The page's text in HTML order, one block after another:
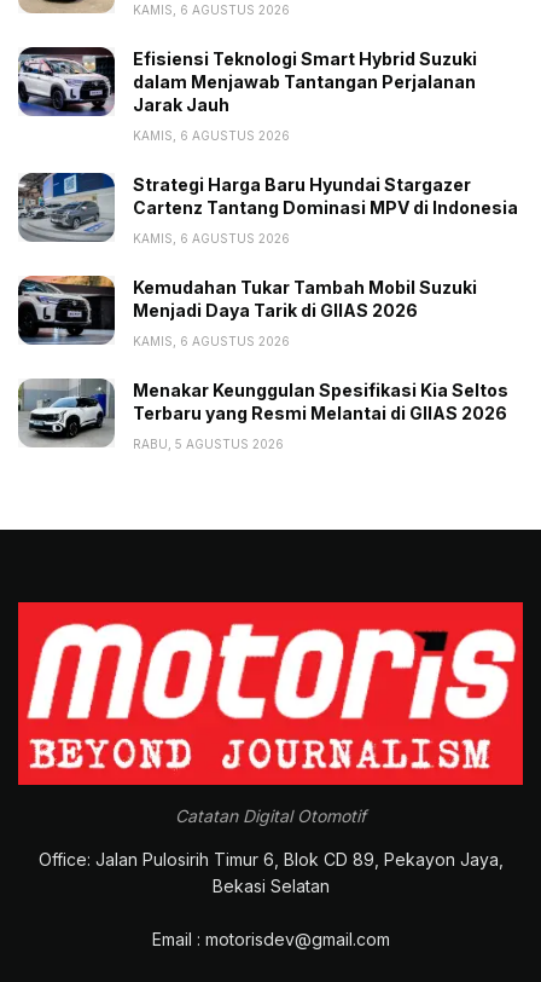
KAMIS, 6 AGUSTUS 2026
Efisiensi Teknologi Smart Hybrid Suzuki
dalam Menjawab Tantangan Perjalanan
Jarak Jauh
KAMIS, 6 AGUSTUS 2026
Strategi Harga Baru Hyundai Stargazer
Cartenz Tantang Dominasi MPV di Indonesia
KAMIS, 6 AGUSTUS 2026
Kemudahan Tukar Tambah Mobil Suzuki
Menjadi Daya Tarik di GIIAS 2026
KAMIS, 6 AGUSTUS 2026
Menakar Keunggulan Spesifikasi Kia Seltos
Terbaru yang Resmi Melantai di GIIAS 2026
RABU, 5 AGUSTUS 2026
Catatan Digital Otomotif
Office: Jalan Pulosirih Timur 6, Blok CD 89, Pekayon Jaya,
Bekasi Selatan
Email : motorisdev@gmail.com